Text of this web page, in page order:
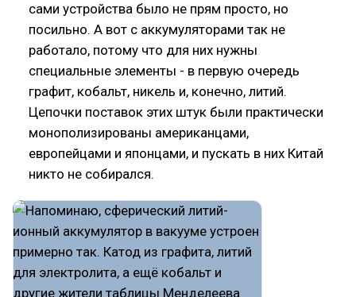
сами устройства было не прям просто, но
посильно. А вот с аккумуляторами так не
работало, потому что для них нужны
специальные элементы - в первую очередь
графит, кобальт, никель и, конечно, литий.
Цепочки поставок этих штук были практически
монополизированы американцами,
европейцами и японцами, и пускать в них Китай
никто не собирался.